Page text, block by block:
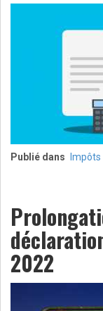
Publié dans Impôts
2022